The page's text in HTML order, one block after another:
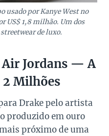
usado por Kanye West no
US$ 1,8 milhão. Um dos
de luxo.
Air Jordans — A
2 Milhões
Drake pelo artista
produzido em ouro
próximo de uma